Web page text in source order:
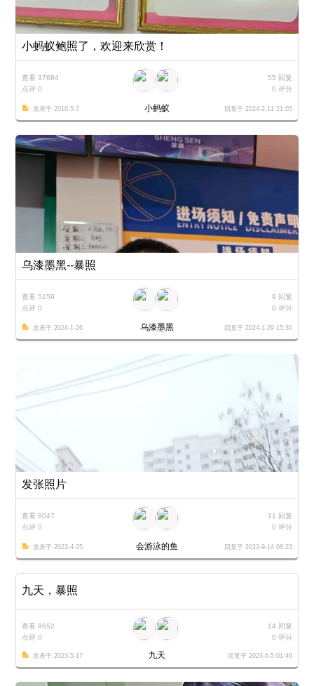
小蚂蚁鲍照了，欢迎来欣赏！
查看 37684
点评 0
55 回复
0 评分
发表于 2016-5-7 回复于 2024-2-11 21:05
小蚂蚁
乌漆墨黑--暴照
查看 5159
点评 0
9 回复
0 评分
发表于 2024-1-26 回复于 2024-1-29 15:30
乌漆墨黑
发张照片
查看 8047
点评 0
11 回复
0 评分
发表于 2023-4-25 回复于 2023-9-14 08:23
会游泳的鱼
九天，暴照
查看 9652
点评 0
14 回复
0 评分
发表于 2023-5-17 九天 回复于 2023-6-5 01:46